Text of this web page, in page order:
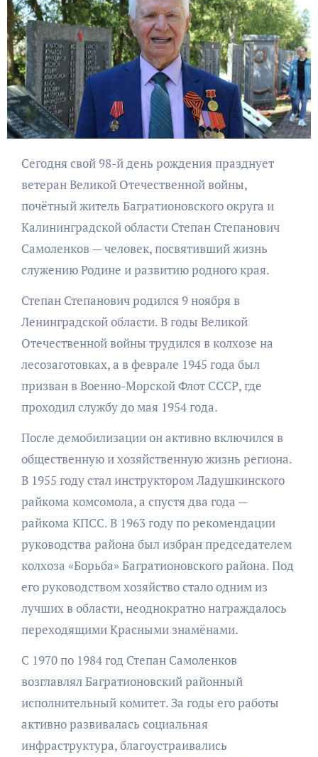
Сегодня свой 98-й день рождения празднует
ветеран Великой Отечественной войны,
почётный житель Багратионовского округа и
Калининградской области Степан Степанович
Самоленков — человек, посвятивший жизнь
служению Родине и развитию родного края.
Степан Степанович родился 9 ноября в
Ленинградской области. В годы Великой
Отечественной войны трудился в колхозе на
лесозаготовках, а в феврале 1945 года был
призван в Военно-Морской Флот СССР, где
проходил службу до мая 1954 года.
После демобилизации он активно включился в
общественную и хозяйственную жизнь региона.
В 1955 году стал инструктором Ладушкинского
райкома комсомола, а спустя два года —
райкома КПСС. В 1963 году по рекомендации
руководства района был избран председателем
колхоза «Борьба» Багратионовского района. Под
его руководством хозяйство стало одним из
лучших в области, неоднократно награждалось
переходящими Красными знамёнами.
С 1970 по 1984 год Степан Самоленков
возглавлял Багратионовский районный
исполнительный комитет. За годы его работы
активно развивалась социальная
инфраструктура, благоустраивались